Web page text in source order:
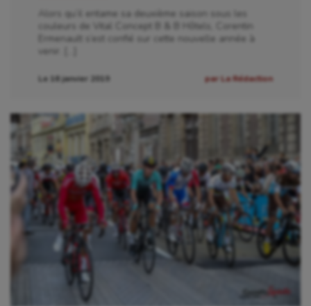
Alors qu’il entame sa deuxième saison sous les
couleurs de Vital Concept B & B Hôtels, Corentin
Ermenault s’est confié sur cette nouvelle année à
venir. […]
Le 16 janvier 2019 par La Rédaction